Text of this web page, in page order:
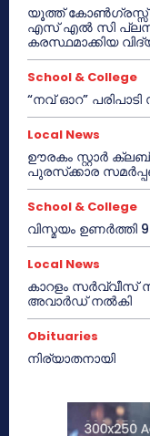
യൂത്ത് കോൺഗ്രസ്സ്
എസ് എൽ സി പ്ലസ്
കരസ്ഥമാക്കിയ
School & College
“നവ് ഓറ” പരിപാടി
Local News
ഊരകം സ്റ്റാർ
പുരസ്‌ക്കാര
School & College
വിസ്മയം
Local News
കാറളം സർവ്വീസ്
അവാർഡ് നൽകി
Obituaries
നിര്യാതനായി